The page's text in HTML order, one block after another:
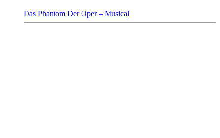
Das Phantom Der Oper – Musical